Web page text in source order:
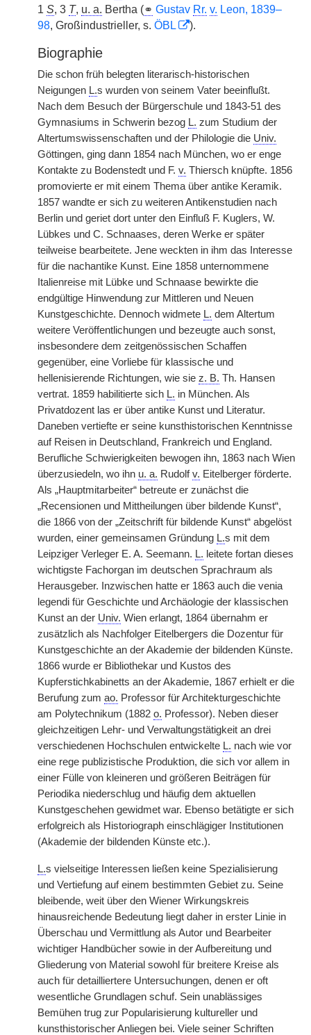
1 S, 3 T, u. a. Bertha (⚭ Gustav Rr. v. Leon, 1839–
98, Großindustrieller, s. ÖBL ).
Biographie
Die schon früh belegten literarisch-historischen
Neigungen L.s wurden von seinem Vater beeinflußt.
Nach dem Besuch der Bürgerschule und 1843-51 des
Gymnasiums in Schwerin bezog L. zum Studium der
Altertumswissenschaften und der Philologie die Univ.
Göttingen, ging dann 1854 nach München, wo er enge
Kontakte zu Bodenstedt und F. v. Thiersch knüpfte. 1856
promovierte er mit einem Thema über antike Keramik.
1857 wandte er sich zu weiteren Antikenstudien nach
Berlin und geriet dort unter den Einfluß F. Kuglers, W.
Lübkes und C. Schnaases, deren Werke er später
teilweise bearbeitete. Jene weckten in ihm das Interesse
für die nachantike Kunst. Eine 1858 unternommene
Italienreise mit Lübke und Schnaase bewirkte die
endgültige Hinwendung zur Mittleren und Neuen
Kunstgeschichte. Dennoch widmete L. dem Altertum
weitere Veröffentlichungen und bezeugte auch sonst,
insbesondere dem zeitgenössischen Schaffen
gegenüber, eine Vorliebe für klassische und
hellenisierende Richtungen, wie sie z. B. Th. Hansen
vertrat. 1859 habilitierte sich L. in München. Als
Privatdozent las er über antike Kunst und Literatur.
Daneben vertiefte er seine kunsthistorischen Kenntnisse
auf Reisen in Deutschland, Frankreich und England.
Berufliche Schwierigkeiten bewogen ihn, 1863 nach Wien
überzusiedeln, wo ihn u. a. Rudolfv. Eitelberger förderte.
Als „Hauptmitarbeiter“ betreute er zunächst die
„Recensionen und Mittheilungen über bildende Kunst“,
die 1866 von der „Zeitschrift für bildende Kunst“ abgelöst
wurden, einer gemeinsamen Gründung L.s mit dem
Leipziger Verleger E. A. Seemann. L. leitete fortan dieses
wichtigste Fachorgan im deutschen Sprachraum als
Herausgeber. Inzwischen hatte er 1863 auch die venia
legendi für Geschichte und Archäologie der klassischen
Kunst an der Univ. Wien erlangt, 1864 übernahm er
zusätzlich als Nachfolger Eitelbergers die Dozentur für
Kunstgeschichte an der Akademie der bildenden Künste.
1866 wurde er Bibliothekar und Kustos des
Kupferstichkabinetts an der Akademie, 1867 erhielt er die
Berufung zum ao. Professor für Architekturgeschichte
am Polytechnikum (1882 o. Professor). Neben dieser
gleichzeitigen Lehr- und Verwaltungstätigkeit an drei
verschiedenen Hochschulen entwickelte L. nach wie vor
eine rege publizistische Produktion, die sich vor allem in
einer Fülle von kleineren und größeren Beiträgen für
Periodika niederschlug und häufig dem aktuellen
Kunstgeschehen gewidmet war. Ebenso betätigte er sich
erfolgreich als Historiograph einschlägiger Institutionen
(Akademie der bildenden Künste etc.).
L.s vielseitige Interessen ließen keine Spezialisierung
und Vertiefung auf einem bestimmten Gebiet zu. Seine
bleibende, weit über den Wiener Wirkungskreis
hinausreichende Bedeutung liegt daher in erster Linie in
Überschau und Vermittlung als Autor und Bearbeiter
wichtiger Handbücher sowie in der Aufbereitung und
Gliederung von Material sowohl für breitere Kreise als
auch für detailliertere Untersuchungen, denen er oft
wesentliche Grundlagen schuf. Sein unablässiges
Bemühen trug zur Popularisierung kultureller und
kunsthistorischer Anliegen bei. Viele seiner Schriften